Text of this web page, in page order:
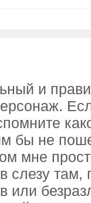
и
бы не
мне
в слезу
или